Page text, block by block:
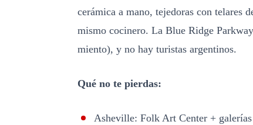
cerámica a mano, tejedoras con telares
mismo cocinero. La Blue Ridge
miento), y no hay turistas argentinos.
Qué no te pierdas:
Asheville: Folk Art Center + galerías